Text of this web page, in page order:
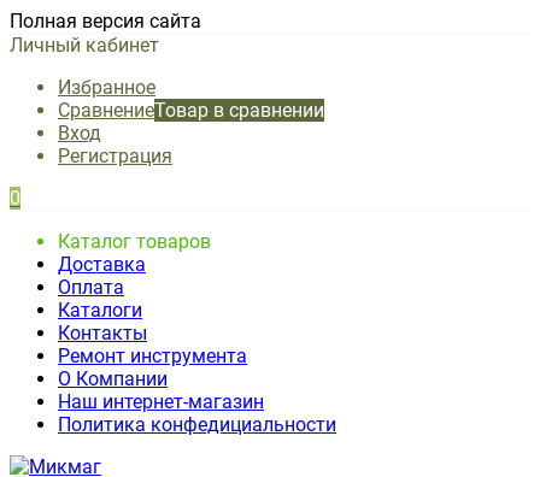
Полная версия сайта
Личный кабинет
Избранное
СравнениеТовар в сравнении
Вход
Регистрация
0
Каталог товаров
Доставка
Оплата
Каталоги
Контакты
Ремонт инструмента
О Компании
Наш интернет-магазин
Политика конфедициальности